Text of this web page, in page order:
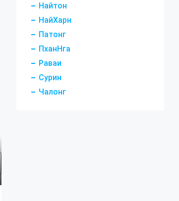
Найтон
НайХарн
Патонг
ПханНга
Раваи
Сурин
Чалонг